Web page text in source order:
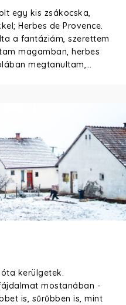
egy kis zsákocska,
Herbes de Provence.
a fantáziám, szerettem
magamban, herbes
megtanultam,…
kerülgetek.
mostanában -
is, sűrűbben is, mint